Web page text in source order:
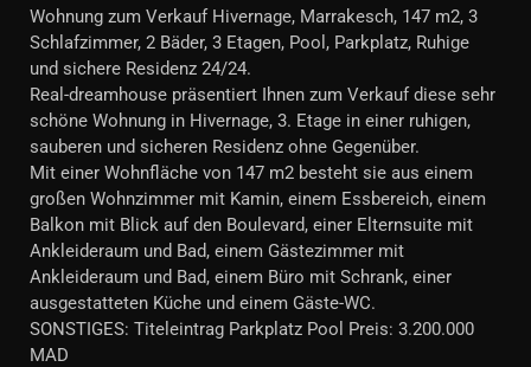
Wohnung zum Verkauf Hivernage, Marrakesch, 147 m2, 3
Schlafzimmer, 2 Bäder, 3 Etagen, Pool, Parkplatz, Ruhige
und sichere Residenz 24/24.
Real-dreamhouse präsentiert Ihnen zum Verkauf diese sehr
schöne Wohnung in Hivernage, 3. Etage in einer ruhigen,
sauberen und sicheren Residenz ohne Gegenüber.
Mit einer Wohnfläche von 147 m2 besteht sie aus einem
großen Wohnzimmer mit Kamin, einem Essbereich, einem
Balkon mit Blick auf den Boulevard, einer Elternsuite mit
Ankleideraum und Bad, einem Gästezimmer mit
Ankleideraum und Bad, einem Büro mit Schrank, einer
ausgestatteten Küche und einem Gäste-WC.
SONSTIGES: Titeleintrag Parkplatz Pool Preis: 3.200.000
MAD